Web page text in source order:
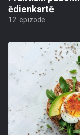
ēdienkartē
12. epizode